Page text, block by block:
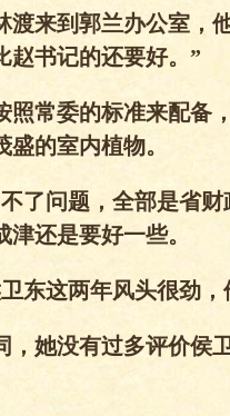
渡来到郭兰办公室，
赵书记的还要好。”
照常委的标准来配备
的室内植物。
了问题，全部是省
还是要好一些。
东这两年风头很劲
，她没有过多评价侯